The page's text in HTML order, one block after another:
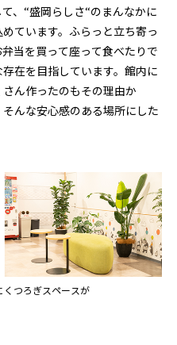
、“盛岡らしさ“のまんなかに
ています。ふらっと立ち寄っ
当を買って座って食べたりで
在を目指しています。館内に
ん作ったのもその理由か
んな安心感のある場所にした
つろぎスペースが